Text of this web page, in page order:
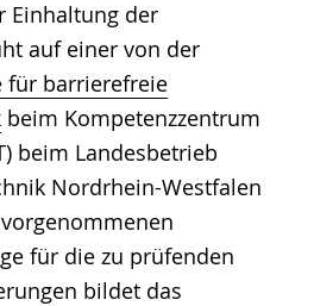
Einhaltung der
auf einer von der
für barrierefreie
beim Kompetenzzentrum
beim Landesbetrieb
Nordrhein-Westfalen
für die zu prüfenden
bildet das